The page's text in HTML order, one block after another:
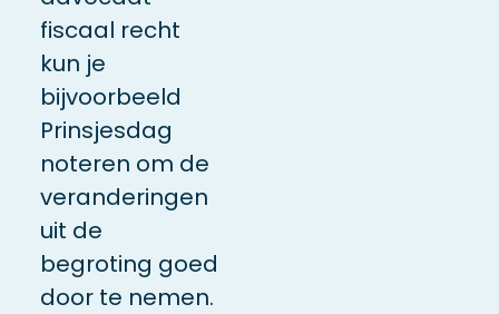
fiscaal recht
kun je
bijvoorbeeld
Prinsjesdag
noteren om de
veranderingen
uit de
begroting goed
door te nemen.